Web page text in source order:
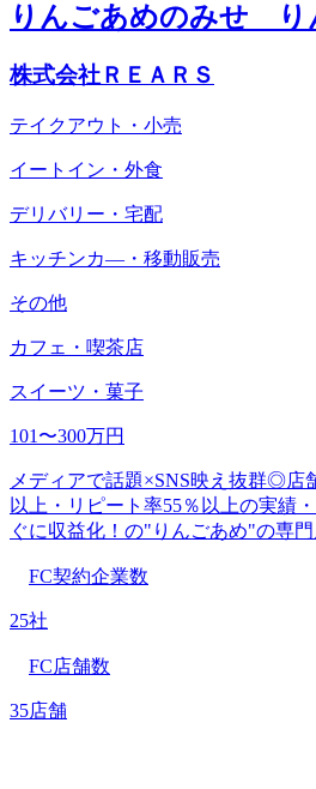
りんごあめのみせ り
株式会社ＲＥＡＲＳ
テイクアウト・小売
イートイン・外食
デリバリー・宅配
キッチンカ―・移動販売
その他
カフェ・喫茶店
スイーツ・菓子
101〜300万円
メディアで話題×SNS映え抜群◎店
以上・リピート率55％以上の実績
ぐに収益化！の"りんごあめ"の専門
FC契約企業数
25社
FC店舗数
35店舗